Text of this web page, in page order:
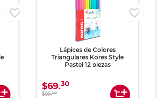
Lápices de Colores
Triangulares Kores Style
Pastel 12 piezas
$69.30
$99.00